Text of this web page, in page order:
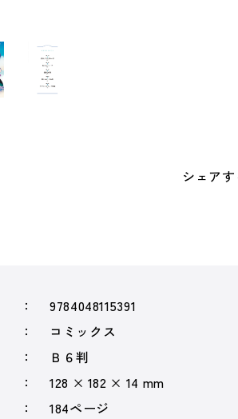
シェアす
9784048115391
コミックス
Ｂ６判
128 × 182 × 14 mm
184ページ